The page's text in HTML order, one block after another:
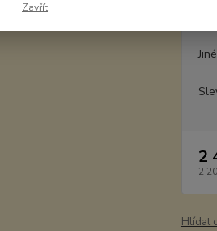
2
2
Hlídat
Zavřít